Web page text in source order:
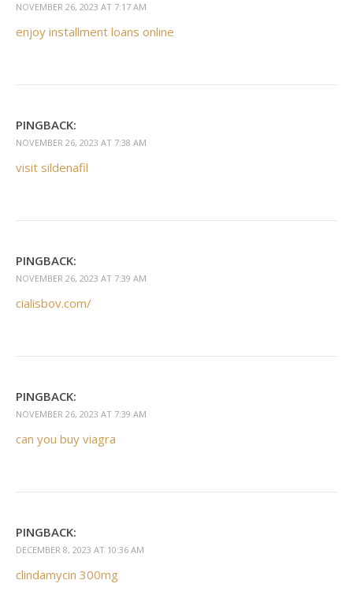
NOVEMBER 26, 2023 AT 7:17 AM
enjoy installment loans online
PINGBACK:
NOVEMBER 26, 2023 AT 7:38 AM
visit sildenafil
PINGBACK:
NOVEMBER 26, 2023 AT 7:39 AM
cialisbov.com/
PINGBACK:
NOVEMBER 26, 2023 AT 7:39 AM
can you buy viagra
PINGBACK:
DECEMBER 8, 2023 AT 10:36 AM
clindamycin 300mg